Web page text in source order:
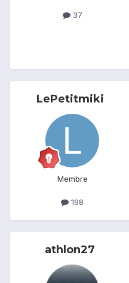
37
LePetitmiki
Membre
198
athlon27